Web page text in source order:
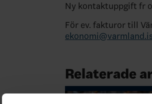
Ny kontaktuppgift fr
För ev. fakturor till
Relaterade